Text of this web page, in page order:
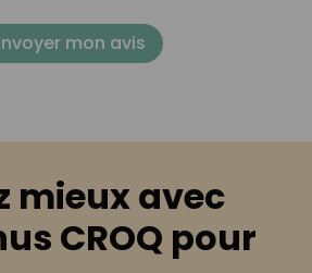
mon avis
mieux avec
CROQ pour